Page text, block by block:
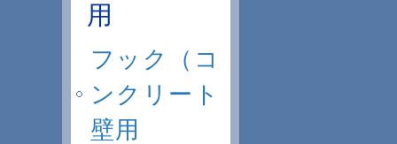
用
フック（コ
ンクリート
壁用